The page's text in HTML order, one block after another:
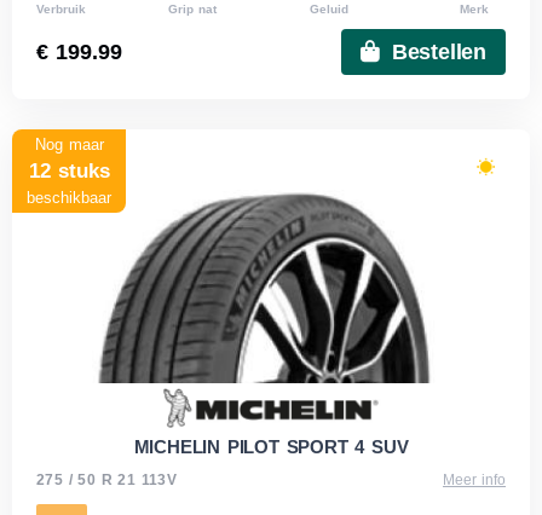
Verbruik Grip nat Geluid Merk
€ 199.99 Bestellen
Nog maar
12 stuks
beschikbaar
MICHELIN PILOT SPORT 4 SUV
275 / 50 R 21 113V Meer info